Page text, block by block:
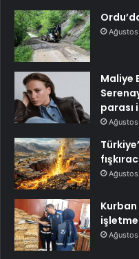
Maliye
parası